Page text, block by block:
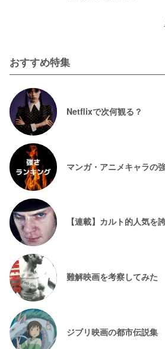
おすすめ特集
Netflixで次何観る？
マンガ・アニメキャラの
【連載】カルト的人気を
難解映画を考察してみた
ジブリ映画の都市伝説集